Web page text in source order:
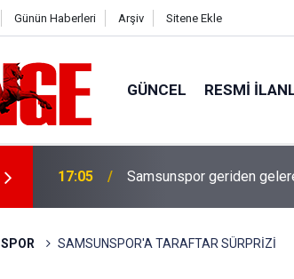
Günün Haberleri Arşiv Sitene Ekle
GÜNCEL RESMI
17:05 Samsunspor geriden
SPOR SAMSUNSPOR'A TARAFTAR SÜRPRİZİ